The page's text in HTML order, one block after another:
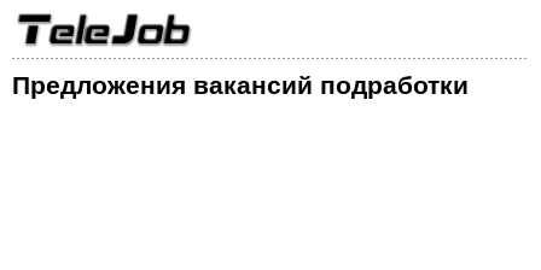
Предложения вакансий подработки